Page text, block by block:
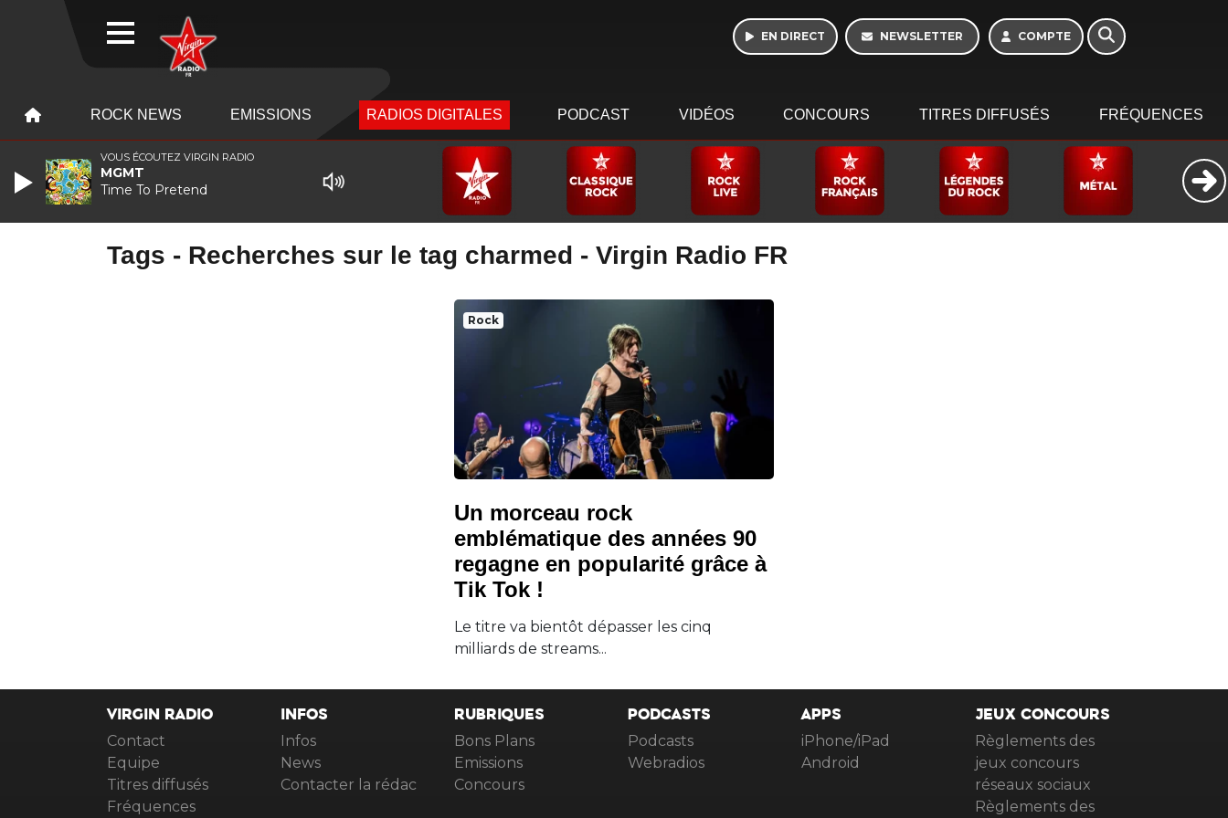
EN DIRECT NEWSLETTER COMPTE
ROCK NEWS EMISSIONS RADIOS DIGITALES PODCAST VIDÉOS CONCOURS TITRES DIFFUSÉS FRÉQUENCES
Tags - Recherches sur le tag charmed - Virgin Radio FR
Rock
Un morceau rock
emblématique des années 90
regagne en popularité grâce à
Tik Tok !
Le titre va bientôt dépasser les cinq
milliards de streams...
VIRGIN RADIO
Contact
Equipe
Titres diffusés
Fréquences
INFOS
Infos
News
Contacter la rédac
RUBRIQUES
Bons Plans
Emissions
Concours
PODCASTS
Podcasts
Webradios
APPS
iPhone/iPad
Android
JEUX CONCOURS
Règlements des
jeux concours
réseaux sociaux
Règlements des
VOUS ÉCOUTEZ VIRGIN RADIO
MGMT
Time To Pretend
WEBRADIO